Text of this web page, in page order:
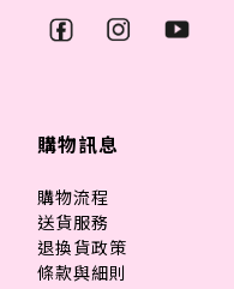
購物訊息
購物流程
送貨服務
退換貨政策
條款與細則